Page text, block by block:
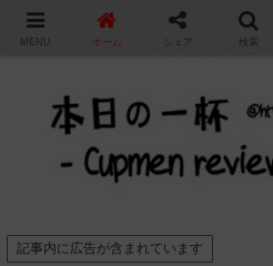
カップ麺の新商品をレビュー
記事内に広告が含まれています
MENU ホーム シェア 検索